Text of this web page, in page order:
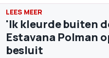
'Ik kleurde buiten
Estavana Polman
besluit